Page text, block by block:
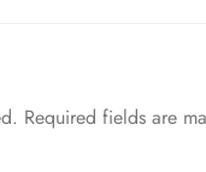
Required fields are